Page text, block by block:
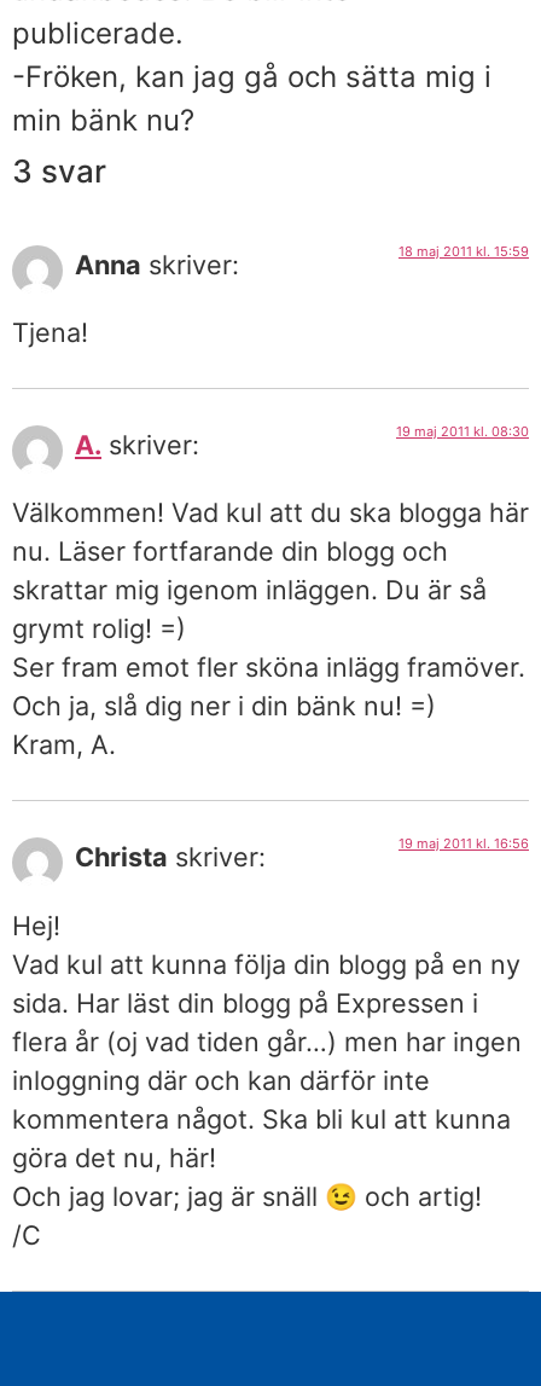
publicerade.
-Fröken, kan jag gå och sätta mig i
min bänk nu?
3 svar
Anna skriver: 18 maj 2011 kl. 15:59
Tjena!
A. skriver: 19 maj 2011 kl. 08:30
Välkommen! Vad kul att du ska blogga här
nu. Läser fortfarande din blogg och
skrattar mig igenom inläggen. Du är så
grymt rolig! =)
Ser fram emot fler sköna inlägg framöver.
Och ja, slå dig ner i din bänk nu! =)
Kram, A.
Christa skriver: 19 maj 2011 kl. 16:56
Hej!
Vad kul att kunna följa din blogg på en ny
sida. Har läst din blogg på Expressen i
flera år (oj vad tiden går…) men har ingen
inloggning där och kan därför inte
kommentera något. Ska bli kul att kunna
göra det nu, här!
Och jag lovar; jag är snäll 😉 och artig!
/C